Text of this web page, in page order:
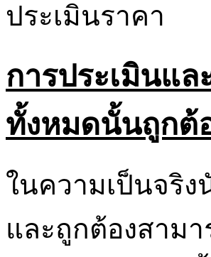
ประเมินราคา
การประเมินแ
ทั้งหมดนั้นถูกต้
ในความเป็นจริ
และถูกต้องสาม